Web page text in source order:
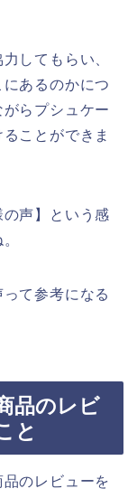
してもらい、
あるのかにつ
らプシュケー
ことができま
声】という感
て参考になる
品のレビ
と
のレビューを